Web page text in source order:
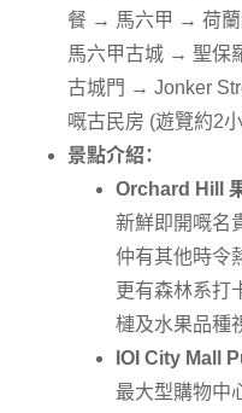
餐 → 馬六甲 → 荷蘭
馬六甲古城 → 聖保
古城門 → Jonker
嘅古民房 (遊覽約2
景點介紹：
Orchard Hill
新鮮即開嘅名
仲有其他時令
更有森林系打
槤及水果品種
IOI City Mall
最大型購物中